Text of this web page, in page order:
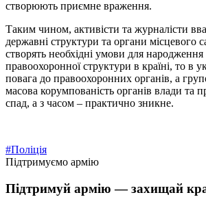
створюють приємне враження.
Таким чином, активісти та журналісти
державні структури та органи місцевого
створять необхідні умови для народження
правоохоронної структури в країні, то в
повага до правоохоронних органів, а
масова корумпованість органів влади та
спад, а з часом – практично зникне.
#Поліція
Підтримуємо армію
Підтримуй армію — захищай